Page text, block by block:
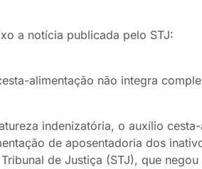
a notícia publicada pelo STJ:
alimentação não integra
indenizatória, o auxílio
de aposentadoria dos
de Justiça (STJ), que